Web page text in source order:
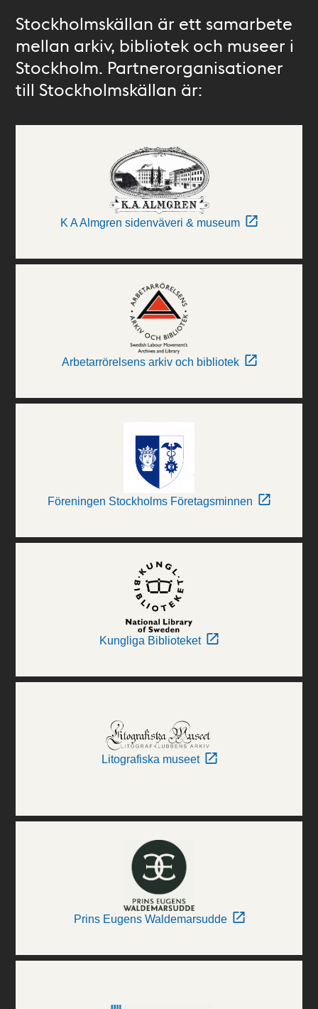
Stockholmskällan är ett samarbete
mellan arkiv, bibliotek och museer i
Stockholm. Partnerorganisationer
till Stockholmskällan är:
K A Almgren sidenväveri & museum
Arbetarrörelsens arkiv och bibliotek
Föreningen Stockholms Företagsminnen
Kungliga Biblioteket
Litografiska museet
Prins Eugens Waldemarsudde